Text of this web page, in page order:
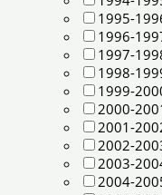
1995-
1996-
1997-
1998-
1999-
2000-
2001-
2002-
2003-
2004-